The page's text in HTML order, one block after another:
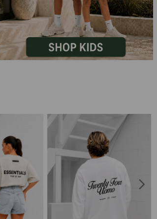
Marokko
Nigeria
Portugal
Spanje
KIDS